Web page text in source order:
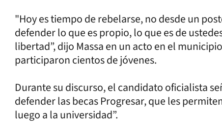
"Hoy es tiempo de rebelarse, no desde un
defender lo que es propio, lo que es de
libertad”, dijo Massa en un acto en el
participaron cientos de jóvenes.
Durante su discurso, el candidato oficialista
defender las becas Progresar, que les
luego a la universidad”.